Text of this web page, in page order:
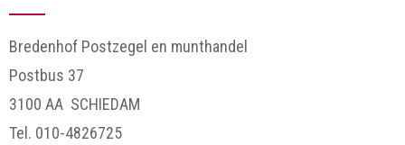
Bredenhof Postzegel en munthandel
Postbus 37
3100 AA SCHIEDAM
Tel. 010-4826725